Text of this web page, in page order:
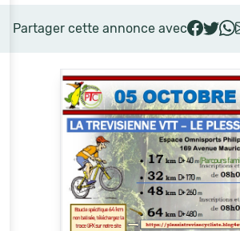
Partager cette annonce avec